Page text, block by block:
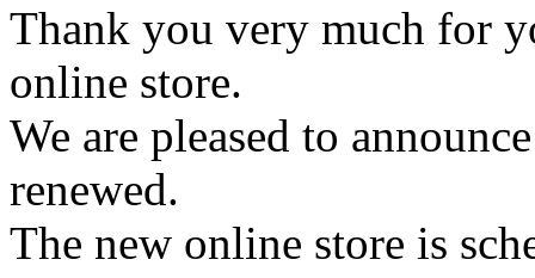
Thank you very much for
online store.
We are pleased to
renewed.
The new online store is